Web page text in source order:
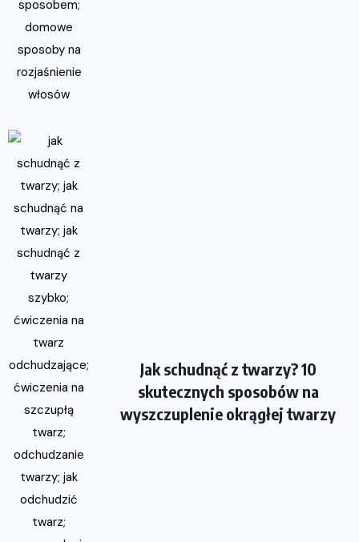
Jak schudnąć z twarzy? 10
skutecznych sposobów na
wyszczuplenie okrągłej twarzy